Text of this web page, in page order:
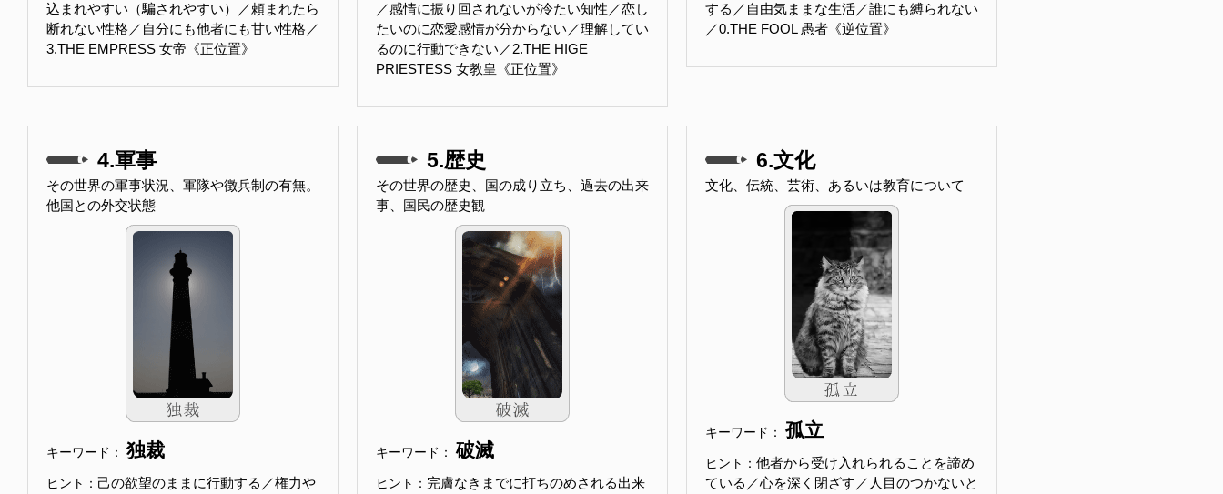
込まれやすい（騙されやすい）／頼まれたら
断れない性格／自分にも他者にも甘い性格／
3.THE EMPRESS 女帝《正位置》
／感情に振り回されないが冷たい知性／恋し
たいのに恋愛感情が分からない／理解してい
るのに行動できない／2.THE HIGE
PRIESTESS 女教皇《正位置》
する／自由気ままな生活／誰にも縛られない
／0.THE FOOL 愚者《逆位置》
4.軍事
その世界の軍事状況、軍隊や徴兵制の有無。
他国との外交状態
キーワード： 独裁
ヒント： 己の欲望のままに行動する／権力や
5.歴史
その世界の歴史、国の成り立ち、過去の出来
事、国民の歴史観
キーワード：破滅
ヒント： 完膚なきまでに打ちのめされる出来
6.文化
文化、伝統、芸術、あるいは教育について
キーワード： 孤立
ヒント： 他者から受け入れられることを諦め
ている／心を深く閉ざす／人目のつかないと